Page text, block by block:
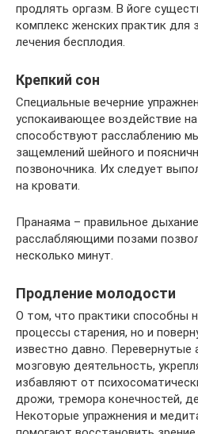
продлять оргазм. В йоге
комплекс женских практик для
лечения бесплодия.
Крепкий сон
Специальные вечерние
успокаивающее воздействие
способствуют расслаблению
защемлений шейного и
позвоночника. Их следует
на кровати.
Пранаяма – правильное
расслабляющими позами
несколько минут.
Продление молодости
О том, что практики способны
процессы старения, но и
известно давно. Перевернутые
мозговую деятельность,
избавляют от
дрожи, тремора конечностей,
Некоторые упражнения и